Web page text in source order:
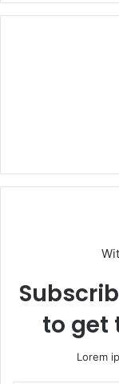
to get
Lorem